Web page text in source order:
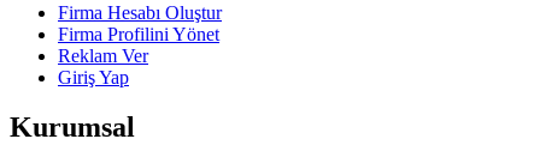
Firma Hesabı Oluştur
Firma Profilini Yönet
Reklam Ver
Giriş Yap
Kurumsal